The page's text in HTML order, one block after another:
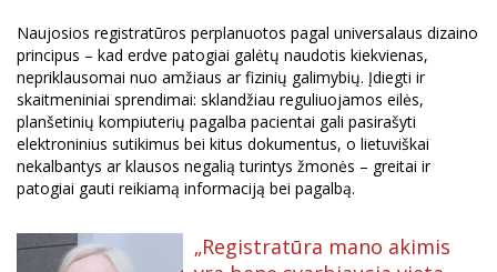
Naujosios registratūros perplanuotos pagal universalaus dizaino
principus – kad erdve patogiai galėtų naudotis kiekvienas,
nepriklausomai nuo amžiaus ar fizinių galimybių. Įdiegti ir
skaitmeniniai sprendimai: sklandžiau reguliuojamos eilės,
planšetinių kompiuterių pagalba pacientai gali pasirašyti
elektroninius sutikimus bei kitus dokumentus, o lietuviškai
nekalbantys ar klausos negalią turintys žmonės – greitai ir
patogiai gauti reikiamą informaciją bei pagalbą.
„Registratūra mano akimis